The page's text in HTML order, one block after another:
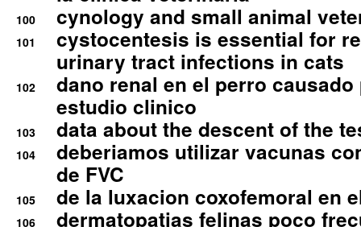
100 cynology and small animal
101
cystocentesis is essential for
urinary tract infections in cats
102
dano renal en el perro
estudio clinico
103 data about the descent of the
104
deberiamos utilizar vacunas
de FVC
105 de la luxacion coxofemoral en
106 dermatopatias felinas poco